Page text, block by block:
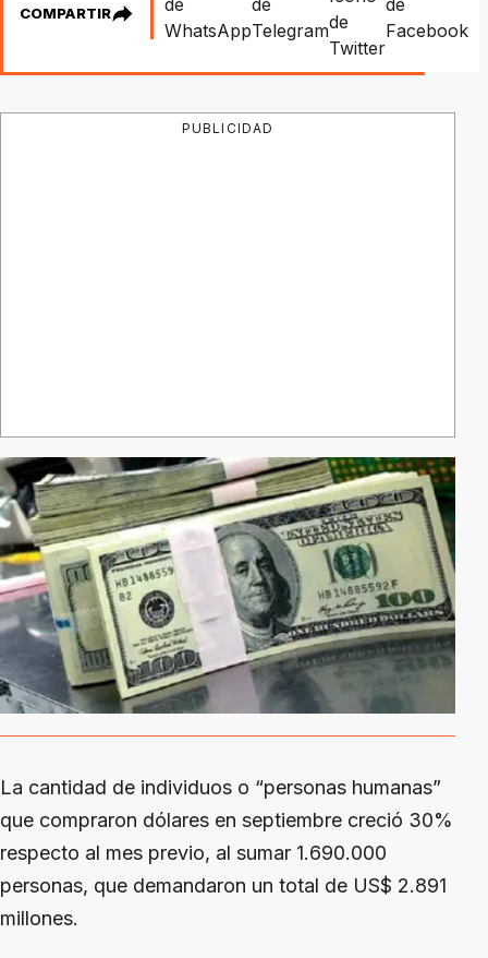
COMPARTIR
PUBLICIDAD
La cantidad de individuos o “personas humanas”
que compraron dólares en septiembre creció 30%
respecto al mes previo, al sumar 1.690.000
personas, que demandaron un total de US$ 2.891
millones.